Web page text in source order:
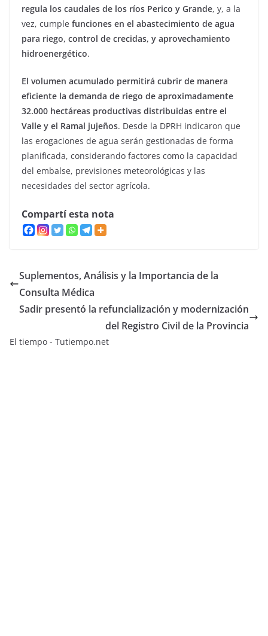
regula los caudales de los ríos Perico y Grande, y, a la
vez, cumple funciones en el abastecimiento de agua
para riego, control de crecidas, y aprovechamiento
hidroenergético.
El volumen acumulado permitirá cubrir de manera
eficiente la demanda de riego de aproximadamente
32.000 hectáreas productivas distribuidas entre el
Valle y el Ramal jujeños. Desde la DPRH indicaron que
las erogaciones de agua serán gestionadas de forma
planificada, considerando factores como la capacidad
del embalse, previsiones meteorológicas y las
necesidades del sector agrícola.
Compartí esta nota
Suplementos, Análisis y la Importancia de la
Consulta Médica
Sadir presentó la refuncialización y modernización
del Registro Civil de la Provincia
El tiempo - Tutiempo.net